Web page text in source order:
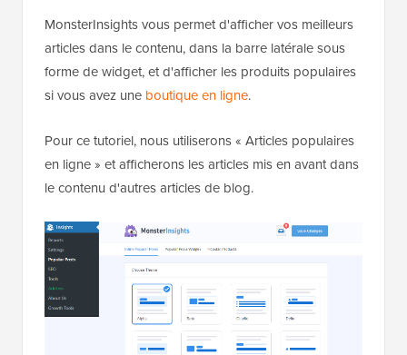
MonsterInsights vous permet d'afficher vos meilleurs
articles dans le contenu, dans la barre latérale sous
forme de widget, et d'afficher les produits populaires
si vous avez une boutique en ligne.
Pour ce tutoriel, nous utiliserons « Articles populaires
en ligne » et afficherons les articles mis en avant dans
le contenu d'autres articles de blog.